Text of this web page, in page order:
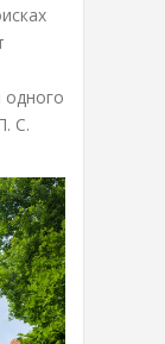
одного
С.